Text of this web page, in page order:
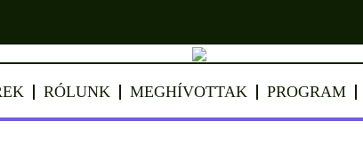
RÓLUNK MEGHÍVOTTAK PROGRAM